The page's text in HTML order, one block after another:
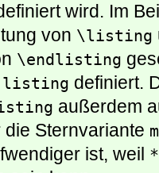
wird. Im
von \listing
\endlisting
listing definiert.
außerdem
Sternvariante
ist, weil *